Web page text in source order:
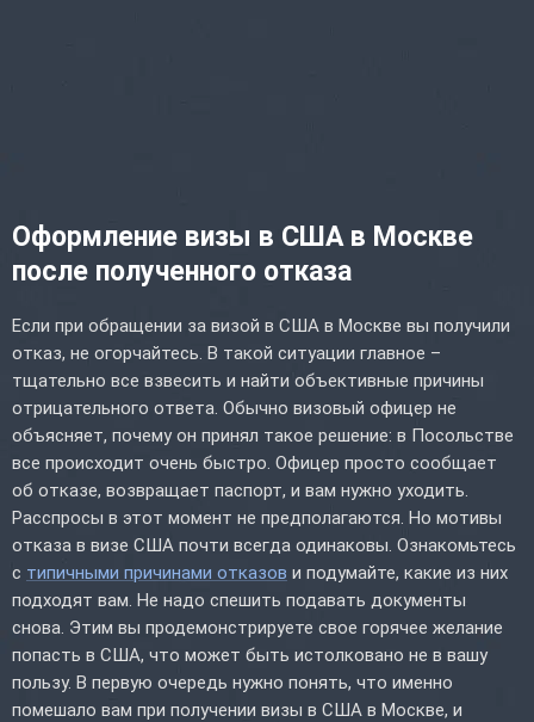
Оформление визы в США в Москве
после полученного отказа
Если при обращении за визой в США в Москве вы получили
отказ, не огорчайтесь. В такой ситуации главное –
тщательно все взвесить и найти объективные причины
отрицательного ответа. Обычно визовый офицер не
объясняет, почему он принял такое решение: в Посольстве
все происходит очень быстро. Офицер просто сообщает
об отказе, возвращает паспорт, и вам нужно уходить.
Расспросы в этот момент не предполагаются. Но мотивы
отказа в визе США почти всегда одинаковы. Ознакомьтесь
с типичными причинами отказов и подумайте, какие из них
подходят вам. Не надо спешить подавать документы
снова. Этим вы продемонстрируете свое горячее желание
попасть в США, что может быть истолковано не в вашу
пользу. В первую очередь нужно понять, что именно
помешало вам при получении визы в США в Москве, и